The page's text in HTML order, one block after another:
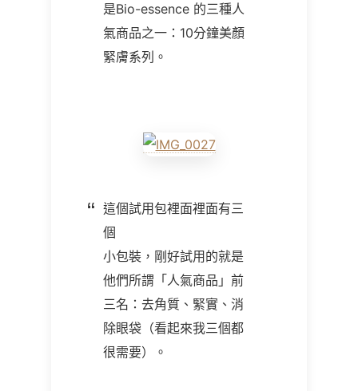
是Bio-essence 的三種人
氣商品之一：10分鐘美顏
緊膚系列。
這個試用包裡面裡面有三
個
小包裝，剛好試用的就是
他們所謂「人氣商品」前
三名：去角質、緊實、消
除眼袋（看起來我三個都
很需要）。